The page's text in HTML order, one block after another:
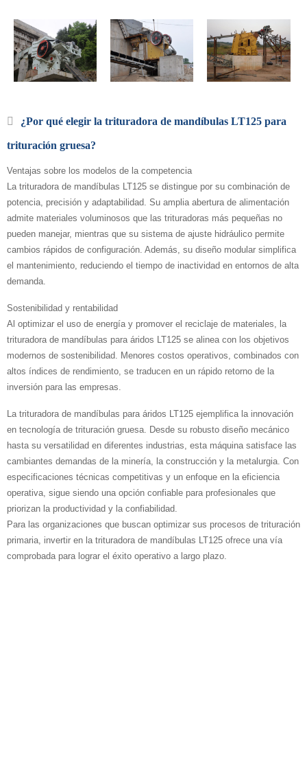
¿Por qué elegir la trituradora de mandíbulas LT125 para
trituración gruesa?
Ventajas sobre los modelos de la competencia
La trituradora de mandíbulas LT125 se distingue por su combinación de
potencia, precisión y adaptabilidad. Su amplia abertura de alimentación
admite materiales voluminosos que las trituradoras más pequeñas no
pueden manejar, mientras que su sistema de ajuste hidráulico permite
cambios rápidos de configuración. Además, su diseño modular simplifica
el mantenimiento, reduciendo el tiempo de inactividad en entornos de alta
demanda.
Sostenibilidad y rentabilidad
Al optimizar el uso de energía y promover el reciclaje de materiales, la
trituradora de mandíbulas para áridos LT125 se alinea con los objetivos
modernos de sostenibilidad. Menores costos operativos, combinados con
altos índices de rendimiento, se traducen en un rápido retorno de la
inversión para las empresas.
La trituradora de mandíbulas para áridos LT125 ejemplifica la innovación
en tecnología de trituración gruesa. Desde su robusto diseño mecánico
hasta su versatilidad en diferentes industrias, esta máquina satisface las
cambiantes demandas de la minería, la construcción y la metalurgia. Con
especificaciones técnicas competitivas y un enfoque en la eficiencia
operativa, sigue siendo una opción confiable para profesionales que
priorizan la productividad y la confiabilidad.
Para las organizaciones que buscan optimizar sus procesos de trituración
primaria, invertir en la trituradora de mandíbulas LT125 ofrece una vía
comprobada para lograr el éxito operativo a largo plazo.